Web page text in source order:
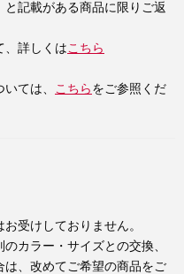
と記載がある商品に限りご返
、詳しくはこちら
ては、 こちら をご参照くだ
受けしておりません。
カラー・サイズとの交換、
は、改めてご希望の商品をご